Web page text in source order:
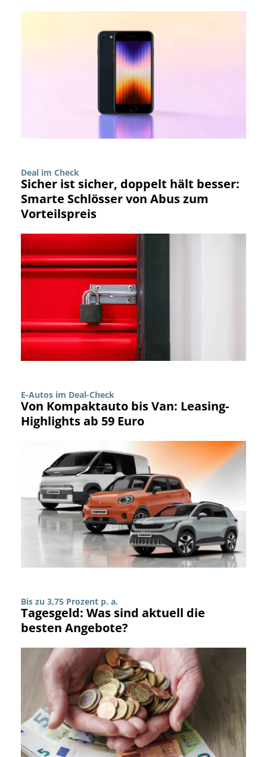
Deal im Check
Sicher ist sicher, doppelt hält besser:
Smarte Schlösser von Abus zum
Vorteilspreis
E-Autos im Deal-Check
Von Kompaktauto bis Van: Leasing-
Highlights ab 59 Euro
Bis zu 3,75 Prozent p. a.
Tagesgeld: Was sind aktuell die
besten Angebote?